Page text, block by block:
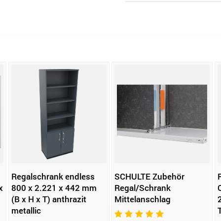
Regalschrank endless
800 x 2.221 x 442 mm
(B x H x T) anthrazit
metallic
SCHULTE Zubehör
Regal/Schrank
Mittelanschlag